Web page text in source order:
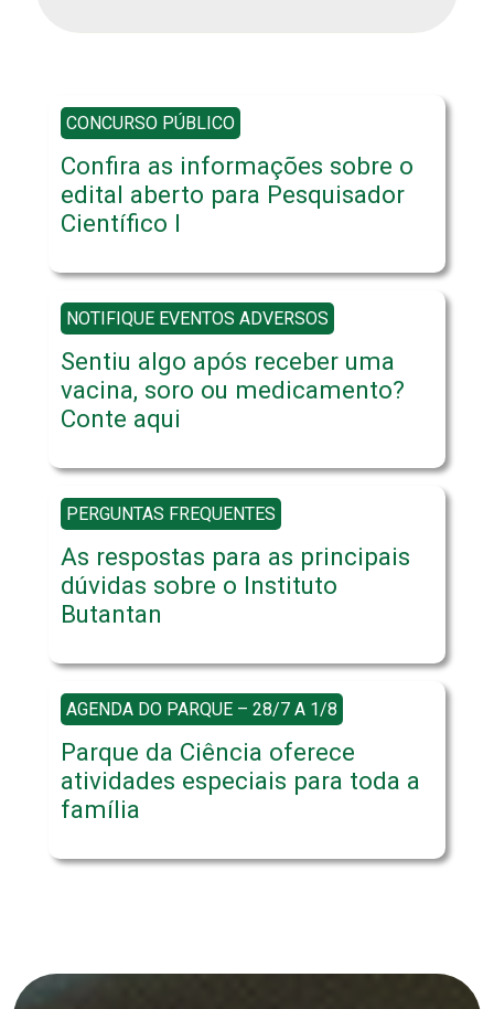
CONCURSO PÚBLICO
Confira as informações sobre o
edital aberto para Pesquisador
Científico I
NOTIFIQUE EVENTOS ADVERSOS
Sentiu algo após receber uma
vacina, soro ou medicamento?
Conte aqui
PERGUNTAS FREQUENTES
As respostas para as principais
dúvidas sobre o Instituto
Butantan
AGENDA DO PARQUE – 28/7 A 1/8
Parque da Ciência oferece
atividades especiais para toda a
família